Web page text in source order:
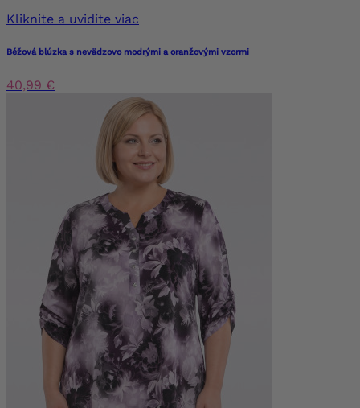
Kliknite a uvidíte viac
Béžová blúzka s nevädzovo modrými a oranžovými vzormi
40,99 €